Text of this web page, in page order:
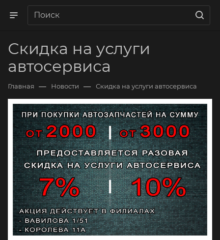
Скидка на услуги
автосервиса
Главная — Новости — Скидка на услуги автосервиса